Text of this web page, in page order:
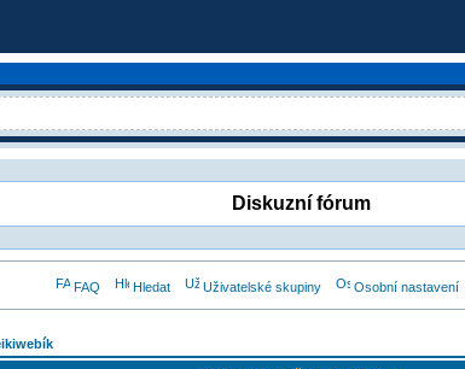
Diskuzní fórum
FAQ Hledat Uživatelské skupiny Osobní nastavení